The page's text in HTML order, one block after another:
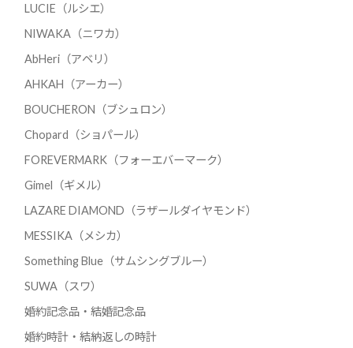
LUCIE（ルシエ）
NIWAKA（ニワカ）
AbHeri（アベリ）
AHKAH（アーカー）
BOUCHERON（ブシュロン）
Chopard（ショパール）
FOREVERMARK（フォーエバーマーク）
Gimel（ギメル）
LAZARE DIAMOND（ラザールダイヤモンド）
MESSIKA（メシカ）
Something Blue（サムシングブルー）
SUWA（スワ）
婚約記念品・結婚記念品
婚約時計・結納返しの時計